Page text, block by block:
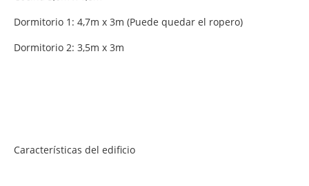
Dormitorio 1: 4,7m x 3m (Puede quedar el ropero)
Dormitorio 2: 3,5m x 3m
Características del edificio